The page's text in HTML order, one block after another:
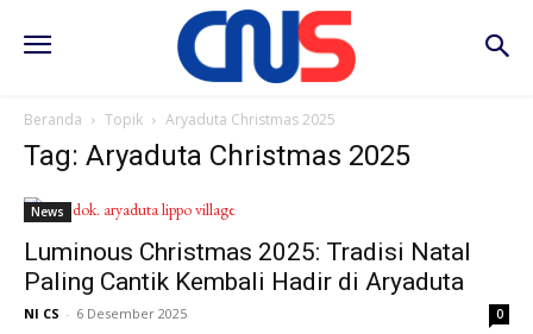
Beranda Topik Aryaduta Christmas 2025
Tag: Aryaduta Christmas 2025
News
Luminous Christmas 2025: Tradisi Natal
Paling Cantik Kembali Hadir di Aryaduta
NI CS - 6 Desember 2025 0